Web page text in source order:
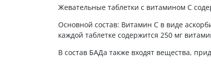
Жевательные таблетки с витамином С
Основной состав: Витамин С в виде
каждой таблетке содержится 250 мг
В состав БАДа также входят вещества,